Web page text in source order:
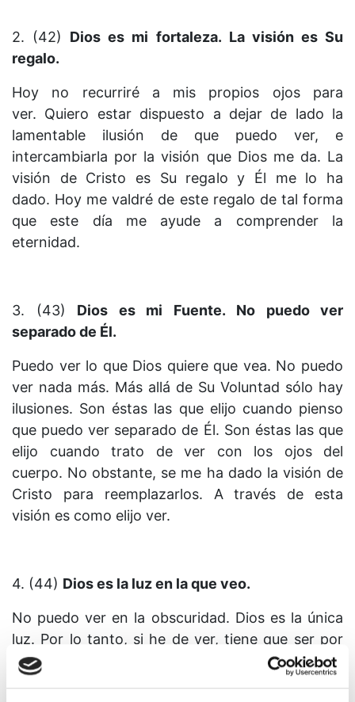
2. (42) Dios es mi fortaleza. La visión es Su
regalo.
Hoy no recurriré a mis propios ojos para
ver. Quiero estar dis­puesto a dejar de lado la
lamentable ilusión de que puedo ver, e
intercambiarla por la visión que Dios me da. La
visión de Cristo es Su regalo y Él me lo ha
dado. Hoy me valdré de este regalo de tal forma
que este día me ayude a comprender la
eternidad.
3. (43) Dios es mi Fuente. No puedo ver
separado de Él.
Puedo ver lo que Dios quiere que vea. No puedo
ver nada más. Más allá de Su Voluntad sólo hay
ilusiones. Son éstas las que elijo cuando pienso
que puedo ver separado de Él. Son éstas las que
elijo cuando trato de ver con los ojos del
cuerpo. No obstante, se me ha dado la visión de
Cristo para reemplazarlos. A través de esta
visión es como elijo ver.
4. (44) Dios es la luz en la que veo.
No puedo ver en la obscuridad. Dios es la única
luz. Por lo tanto, si he de ver, tiene que ser por
medio de Él. He tratado de definir lo que es ver y
me he equivocado. Ahora se me concede poder